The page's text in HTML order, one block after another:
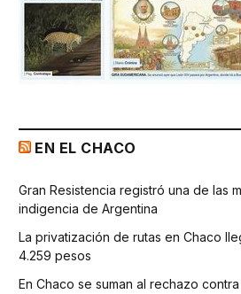
EN EL CHACO
Gran Resistencia registró una de las
indigencia de Argentina
La privatización de rutas en Chaco
4.259 pesos
En Chaco se suman al rechazo